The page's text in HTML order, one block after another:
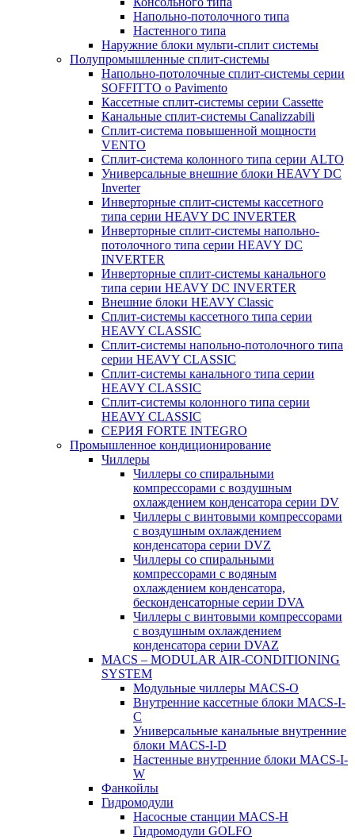
Напольно-потолочного типа
Настенного типа
Наружние блоки мульти-сплит системы
Полупромышленные сплит-системы
Напольно-потолочные сплит-системы серии
SOFFITTO o Pavimento
Кассетные сплит-системы серии Cassette
Канальные сплит-системы Canalizzabili
Сплит-система повышенной мощности
VENTO
Сплит-система колонного типа серии ALTO
Универсальные внешние блоки HEAVY DC
Inverter
Инверторные сплит-системы кассетного
типа серии HEAVY DC INVERTER
Инверторные сплит-системы напольно-
потолочного типа серии HEAVY DC
INVERTER
Инверторные сплит-системы канального
типа серии HEAVY DC INVERTER
Внешние блоки HEAVY Classic
Сплит-системы кассетного типа серии
HEAVY CLASSIC
Сплит-системы напольно-потолочного типа
серии HEAVY CLASSIC
Сплит-системы канального типа серии
HEAVY CLASSIC
Сплит-системы колонного типа серии
HEAVY CLASSIC
СЕРИЯ FORTE INTEGRO
Промышленное кондиционирование
Чиллеры
Чиллеры со спиральными
компрессорами с воздушным
охлаждением конденсатора серии DV
Чиллеры с винтовыми компрессорами
с воздушным охлаждением
конденсатора серии DVZ
Чиллеры со спиральными
компрессорами с водяным
охлаждением конденсатора,
бесконденсаторные серии DVA
Чиллеры с винтовыми компрессорами
с воздушным охлаждением
конденсатора серии DVAZ
MACS – MODULAR AIR-CONDITIONING
SYSTEM
Модульные чиллеры MACS-O
Внутренние кассетные блоки MACS-I-
C
Универсальные канальные внутренние
блоки MACS-I-D
Настенные внутренние блоки MACS-I-
W
Фанкойлы
Гидромодули
Насосные станции MACS-H
Гидромодули GOLFO